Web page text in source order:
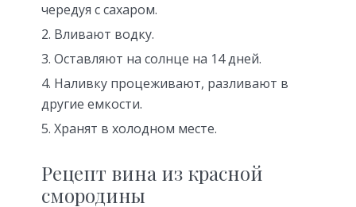
чередуя с сахаром.
Вливают водку.
Оставляют на солнце на 14 дней.
Наливку процеживают, разливают в
другие емкости.
Хранят в холодном месте.
Рецепт вина из красной
смородины